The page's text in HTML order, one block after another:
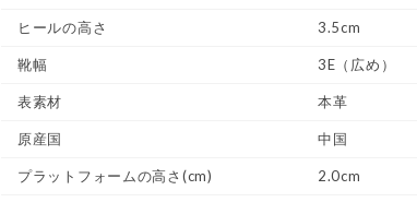
ヒールの高さ 3.5cm
靴幅 3E（広め）
表素材 本革
原産国 中国
プラットフォームの高さ(cm) 2.0cm